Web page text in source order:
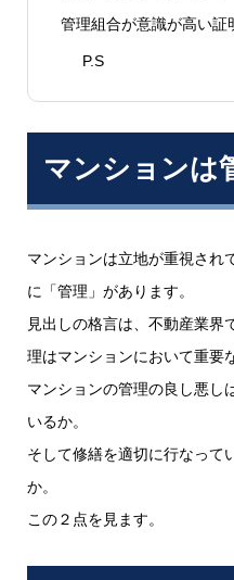
管理組合が意識が高い証
P.S
マンションは
マンションは立地が重視され
に「管理」があります。
見出しの格言は、不動産業界
理はマンションにおいて重要
マンションの管理の良し悪し
いるか。
そして修繕を適切に行なって
か。
この２点を見ます。